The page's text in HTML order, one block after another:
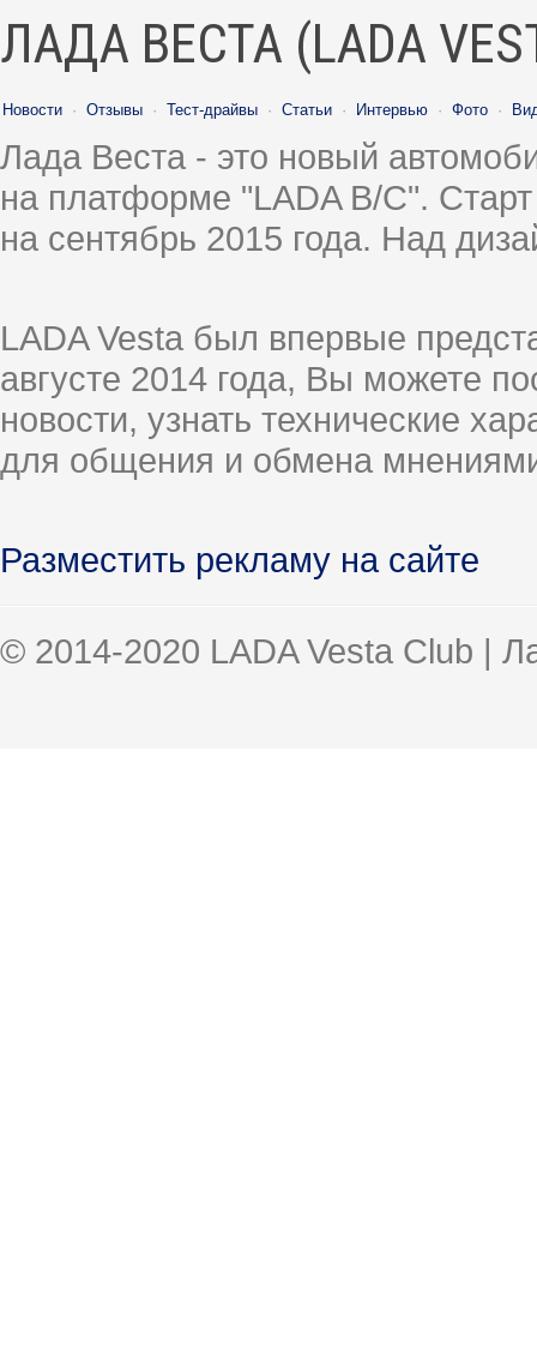
ЛАДА ВЕСТА (LADA
Новости · Отзывы · Тест-драйвы · Статьи · Интервью · Фото ·
Лада Веста - это новый
на платформе "LADA B/C".
на сентябрь 2015 года. Над
LADA Vesta был впервые
августе 2014 года, Вы можете
новости, узнать технические
для общения и обмена
Разместить рекламу на сайте
© 2014-2020 LADA Vesta Club |